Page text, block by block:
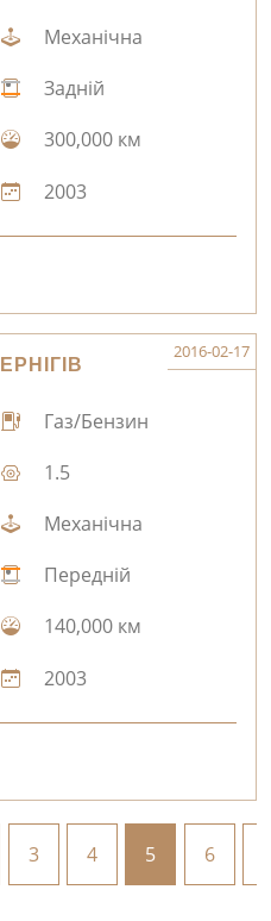
Механічна
Задній
300,000 км
2003
2016-02-17
Газ/Бензин
1.5
Механічна
Передній
140,000 км
2003
3 4 5 6